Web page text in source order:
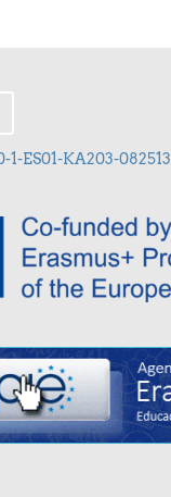
1-ES01-KA203-082513